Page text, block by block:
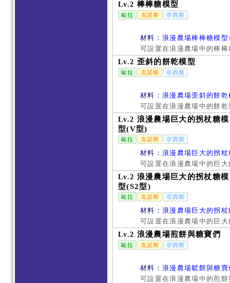
Lv.2 棒棒糖模型
歐拉 克諾斯 菲西斯
材料： 浪漫農場棒棒糖模型
可設置在浪漫農場中的棒
Lv.2 歪斜的餅乾模型
歐拉 克諾斯 菲西斯
材料： 浪漫農場歪斜的餅乾
可設置在浪漫農場中的餅
Lv.2 浪漫農場巨大的拐杖糖模
型(V型)
歐拉 克諾斯 菲西斯
材料： 浪漫農場巨大的拐
可設置在浪漫農場中的巨
Lv.2 浪漫農場巨大的拐杖糖模
型(S2型)
歐拉 克諾斯 菲西斯
材料： 浪漫農場巨大的拐
可設置在浪漫農場中的巨
Lv.2 浪漫農場煎餅與糖寶們
歐拉 克諾斯 菲西斯
材料： 浪漫農場鬆餅與糖寶
可設置在浪漫農場中的煎